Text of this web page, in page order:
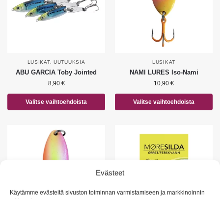
Evästeet
Käytämme evästeitä sivuston toiminnan varmistamiseen ja markkinoinnin
LUSIKAT, UUTUUKSIA
ABU GARCIA Toby Jointed
8,90 €
Valitse vaihtoehdoista
LUSIKAT
NAMI LURES Iso-Nami
10,90 €
Valitse vaihtoehdoista